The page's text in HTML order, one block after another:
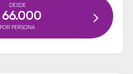
DESDE
66.000
POR PERSONA